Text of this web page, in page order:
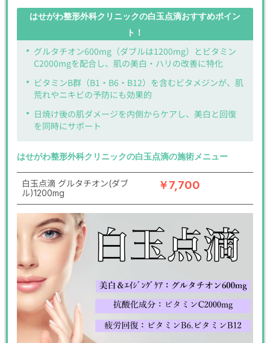
はせがわ整形外科クリニックの白玉点滴おすすめポイン
ト！
グルタチオン600mg（ダブルは1200mg）とビタミン
C2000mgを配合し、肌の美白・ハリの改善に特化
ビタミンB群（B1・B6・B12）を含むビタメジンが、肌
荒れやニキビの予防にも効果的
日焼け後の肌ダメージを内側からケアし、美白と回復
を同時にサポート
はせがわ整形外科クリニックの白玉点滴の施術メニュー
白玉点滴 グルタチオン(ダブ
ル)1200mg
￥7,700